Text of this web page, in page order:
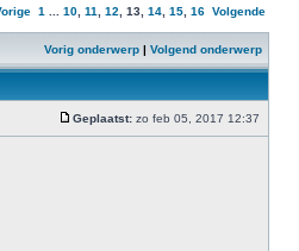
1 10 11 12 13 14 15 16 Volgende
Vorig onderwerp | Volgend onderwerp
Geplaatst: zo feb 05, 2017 12:37